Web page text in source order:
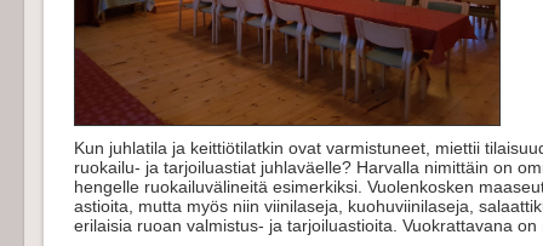
Kun juhlatila ja keittiötilatkin ovat varmistuneet, miettii
ruokailu- ja tarjoiluastiat juhlaväelle? Harvalla nimittäin on
hengelle ruokailuvälineitä esimerkiksi. Vuolenkosken
astioita, mutta myös niin viinilaseja, kuohuviinilaseja,
erilaisia ruoan valmistus- ja tarjoiluastioita. Vuokrattavana